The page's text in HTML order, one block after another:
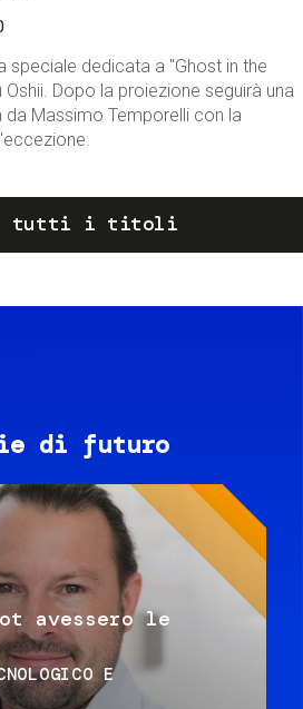
speciale dedicata a "Ghost in the
Dopo la proiezione seguirà una
Massimo Temporelli con la
tutti i titoli
di futuro
avessero le
E